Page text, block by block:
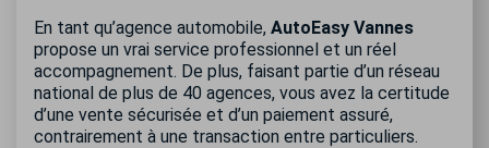
En tant qu’agence automobile, AutoEasy Vannes
propose un vrai service professionnel et un réel
accompagnement. De plus, faisant partie d’un réseau
national de plus de 40 agences, vous avez la certitude
d’une vente sécurisée et d’un paiement assuré,
contrairement à une transaction entre particuliers.